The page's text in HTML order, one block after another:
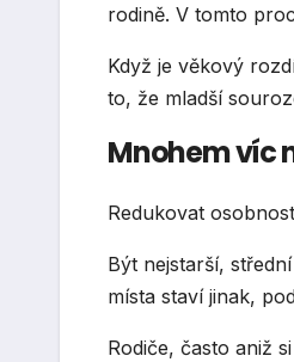
rodině. V tomto
Když je věkový
to, že mladší
Mnohem víc
Redukovat
Být nejstarší,
místa staví jinak,
Rodiče, často aniž